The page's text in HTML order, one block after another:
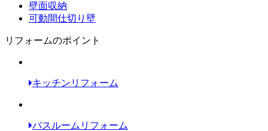
壁面収納
可動間仕切り壁
リフォームのポイント
キッチンリフォーム
バスルームリフォーム